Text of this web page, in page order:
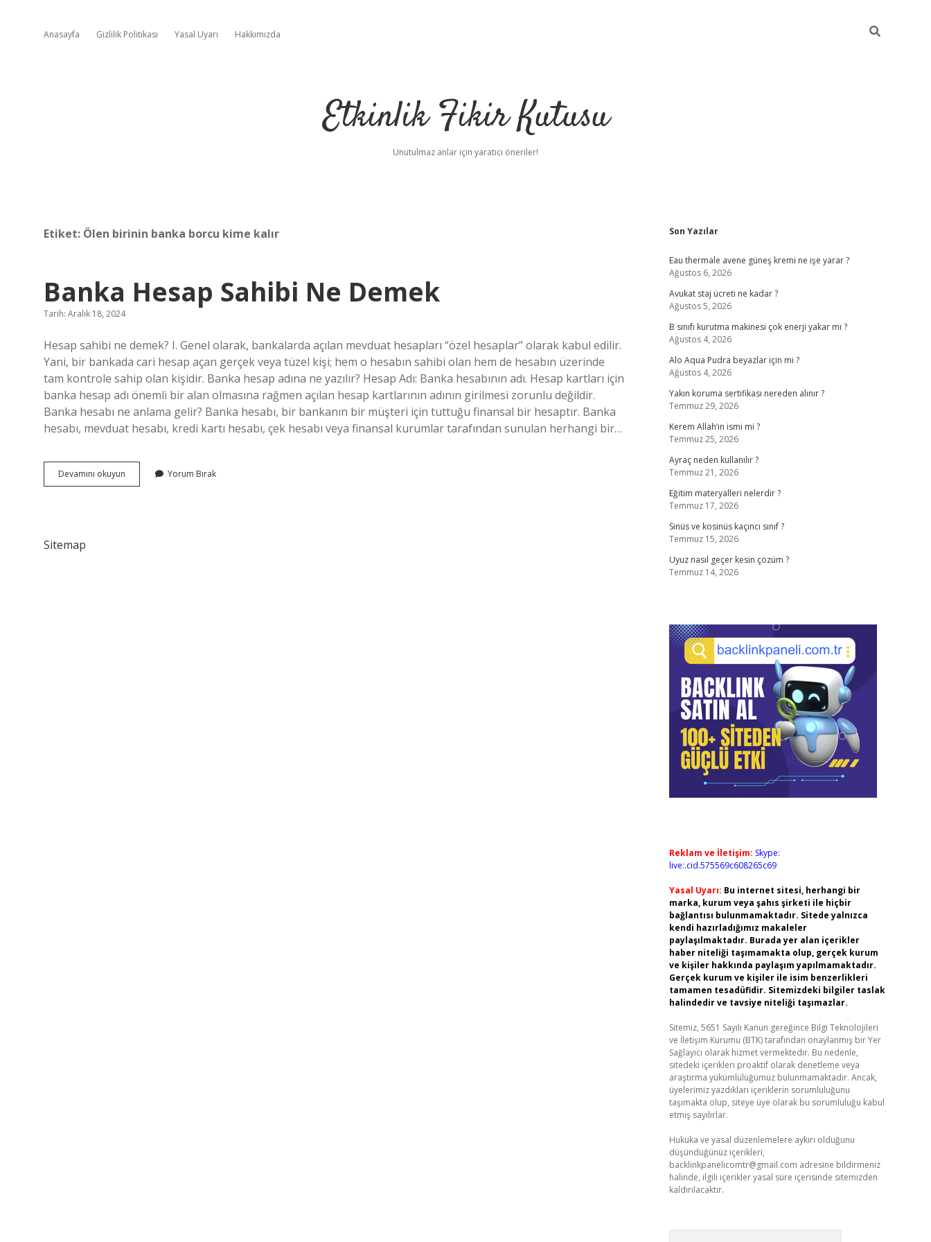
Anasayfa Gizlilik Politikası Yasal Uyarı Hakkımızda
Etkinlik Fikir Kutusu
Unutulmaz anlar için yaratıcı öneriler!
Etiket: Ölen birinin banka borcu kime kalır
Banka Hesap Sahibi Ne Demek
Tarih: Aralık 18, 2024
Hesap sahibi ne demek? I. Genel olarak, bankalarda açılan mevduat hesapları “özel hesaplar” olarak kabul edilir.
Yani, bir bankada cari hesap açan gerçek veya tüzel kişi; hem o hesabın sahibi olan hem de hesabın üzerinde
tam kontrole sahip olan kişidir. Banka hesap adına ne yazılır? Hesap Adı: Banka hesabının adı. Hesap kartları için
banka hesap adı önemli bir alan olmasına rağmen açılan hesap kartlarının adının girilmesi zorunlu değildir.
Banka hesabı ne anlama gelir? Banka hesabı, bir bankanın bir müşteri için tuttuğu finansal bir hesaptır. Banka
hesabı, mevduat hesabı, kredi kartı hesabı, çek hesabı veya finansal kurumlar tarafından sunulan herhangi bir…
Devamını okuyun
Hesap
Yorum Bırak
Sitemap
Sidebar
Son Yazılar
Eau thermale avene güneş kremi ne işe yarar ?
Ağustos 6, 2026
Avukat staj ücreti ne kadar ?
Ağustos 5, 2026
B sınıfı kurutma makinesi çok enerji yakar mı ?
Ağustos 4, 2026
Alo Aqua Pudra beyazlar için mi ?
Ağustos 4, 2026
Yakın koruma sertifikası nereden alınır ?
Temmuz 29, 2026
Kerem Allah’ın ismi mi ?
Temmuz 25, 2026
Ayraç neden kullanılır ?
Temmuz 21, 2026
Eğitim materyalleri nelerdir ?
Temmuz 17, 2026
Sinüs ve kosinüs kaçıncı sınıf ?
Temmuz 15, 2026
Uyuz nasıl geçer kesin çözüm ?
Temmuz 14, 2026
Reklam ve İletişim: Skype:
live:.cid.575569c608265c69
Yasal Uyarı: Bu internet sitesi, herhangi bir
marka, kurum veya şahıs şirketi ile hiçbir
bağlantısı bulunmamaktadır. Sitede yalnızca
kendi hazırladığımız makaleler
paylaşılmaktadır. Burada yer alan içerikler
haber niteliği taşımamakta olup, gerçek kurum
ve kişiler hakkında paylaşım yapılmamaktadır.
Gerçek kurum ve kişiler ile isim benzerlikleri
tamamen tesadüfidir. Sitemizdeki bilgiler taslak
halindedir ve tavsiye niteliği taşımazlar.
Sitemiz, 5651 Sayılı Kanun gereğince Bilgi Teknolojileri
ve İletişim Kurumu (BTK) tarafından onaylanmış bir Yer
Sağlayıcı olarak hizmet vermektedir. Bu nedenle,
sitedeki içerikleri proaktif olarak denetleme veya
araştırma yükümlülüğümüz bulunmamaktadır. Ancak,
üyelerimiz yazdıkları içeriklerin sorumluluğunu
taşımakta olup, siteye üye olarak bu sorumluluğu kabul
etmiş sayılırlar.
Hukuka ve yasal düzenlemelere aykırı olduğunu
düşündüğünüz içerikleri,
backlinkpanelicomtr@gmail.com adresine bildirmeniz
halinde, ilgili içerikler yasal süre içerisinde sitemizden
kaldırılacaktır.